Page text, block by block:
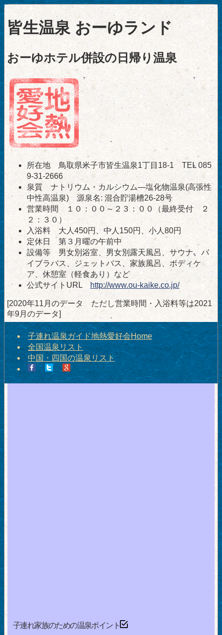
皆生温泉 おーゆランド
おーゆホテル併設の日帰り温泉
所在地 鳥取県米子市皆生温泉1丁目18-1 TEL 085
9-31-2666
泉質 ナトリウム・カルシウム―塩化物温泉(高張性
中性高温泉) 源泉名: 混合貯湯槽26-28号
営業時間 １０：００～２３：００（最終受付 ２
２：３０）
入浴料 大人450円、中人150円、小人80円
定休日 第３月曜の午前中
設備等 男女別浴室、男女別露天風呂、サウナ、バ
イブラバス、ジェットバス、家族風呂、ボディケ
ア、休憩室（軽食あり）など
公式サイトURL
http://www.ou-kaike.co.jp/
[2020年11月のデータ ただし営業時間・入浴料等は2021
年9月のデータ]
子連れ温泉ガイド地熱愛好会Home
全国温泉リスト
中国・四国の温泉リスト
子連れ家族のための温泉ポイント